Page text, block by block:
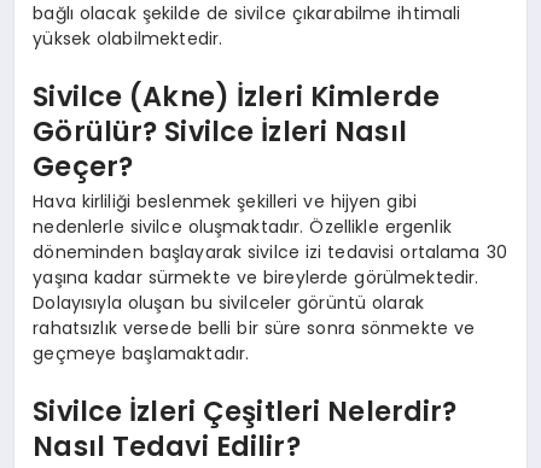
bağlı olacak şekilde de sivilce çıkarabilme ihtimali
yüksek olabilmektedir.
Sivilce (Akne) İzleri Kimlerde
Görülür? Sivilce İzleri Nasıl
Geçer?
Hava kirliliği beslenmek şekilleri ve hijyen gibi
nedenlerle sivilce oluşmaktadır. Özellikle ergenlik
döneminden başlayarak sivilce izi tedavisi ortalama 30
yaşına kadar sürmekte ve bireylerde görülmektedir.
Dolayısıyla oluşan bu sivilceler görüntü olarak
rahatsızlık versede belli bir süre sonra sönmekte ve
geçmeye başlamaktadır.
Sivilce İzleri Çeşitleri Nelerdir?
Nasıl Tedavi Edilir?